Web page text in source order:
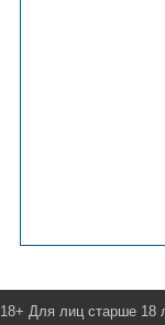
18+ Для лиц старше 18